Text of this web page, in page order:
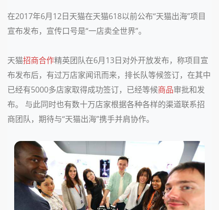
在2017年6月12日天猫在天猫618以前公布“天猫出海”项目
宣布发布，宣传口号是“一店卖全世界”。
天猫招商合作精英团队在6月13日对外开放发布，称项目宣
布发布后，有过万店家闻讯而来，排长队等候签订，在其中
已经有5000多店家取得成功签订，已经等候商品审批和发
布。 与此同时也有数十万店家根据各种各样的渠道联系招
商团队，期待与“天猫出海”携手并肩协作。